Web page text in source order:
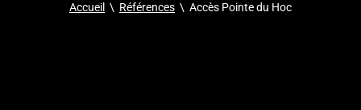
Accueil \ Références \ Accès Pointe du Hoc